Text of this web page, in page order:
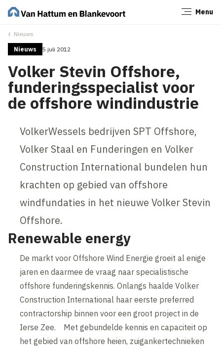
Menu
Nieuws
Nieuws 5 juli 2012
Volker Stevin Offshore,
funderingsspecialist voor
de offshore windindustrie
VolkerWessels bedrijven SPT Offshore,
Volker Staal en Funderingen en Volker
Construction International bundelen hun
krachten op gebied van offshore
windfundaties in het nieuwe Volker Stevin
Offshore.
Renewable energy
De markt voor Offshore Wind Energie groeit al enige
jaren en daarmee de vraag naar specialistische
offshore funderingskennis. Onlangs haalde Volker
Construction International haar eerste preferred
contractorship binnen voor een groot project in de
Ierse Zee. Met gebundelde kennis en capaciteit op
het gebied van offshore heien, zuigankertechnieken
Sluiten